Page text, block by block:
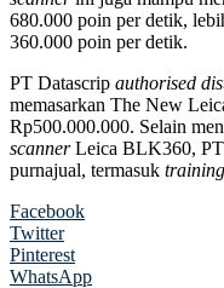
680.000 poin per detik,
360.000 poin per detik.
PT Datascrip authorised
memasarkan The New
Rp500.000.000. Selain
scannerLeica BLK360, PT
purnajual, termasuk training
Facebook
Twitter
Pinterest
WhatsApp